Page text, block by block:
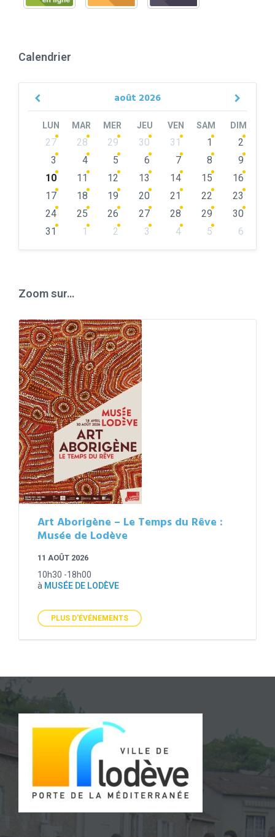
Calendrier
août 2026
Previous
LUN MAR MER JEU VEN SAM DIM
Skip
calendar
27 28 29 30 31 1
2
3
4 5 6 7 8
9
10
11 12 13 14 15
16
17
18 19 20 21 22
23
24
25 26 27 28 29
30
31
1 2 3 4 5
6
Zoom sur…
Art Aborigène – Le Temps du Rêve :
Musée de Lodève
11 AOÛT 2026
10h30 -18h00
à MUSÉE DE LODÈVE
PLUS D'ÉVÉNEMENTS